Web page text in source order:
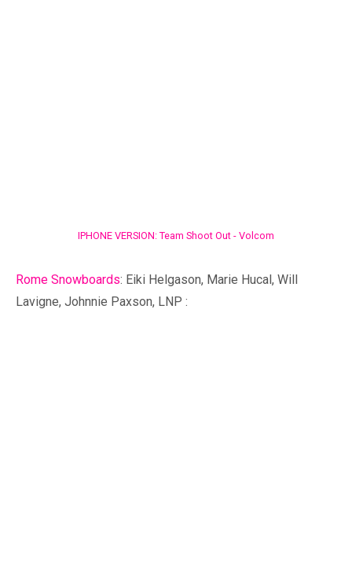
IPHONE VERSION: Team Shoot Out - Volcom
Rome Snowboards: Eiki Helgason, Marie Hucal, Will
Lavigne, Johnnie Paxson, LNP :